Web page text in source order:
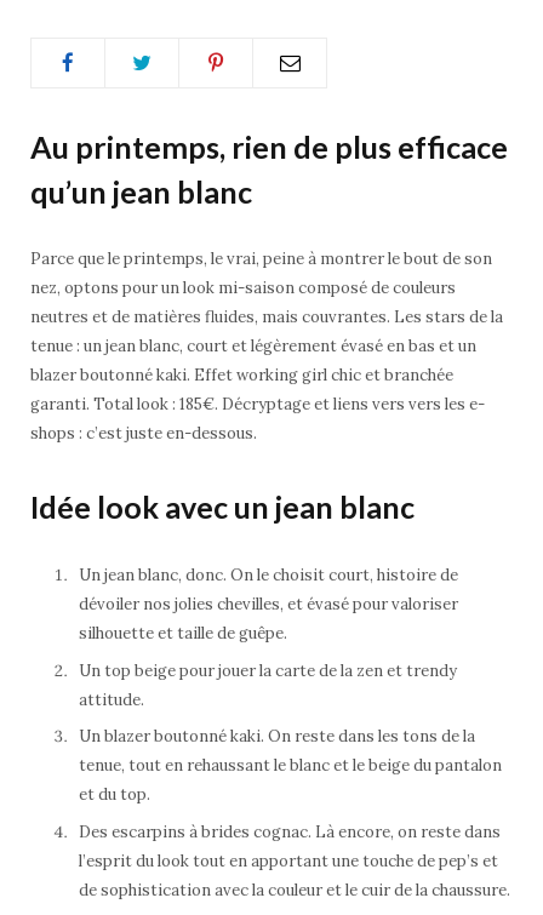
Au printemps, rien de plus efficace
qu’un jean blanc
Parce que le printemps, le vrai, peine à montrer le bout de son
nez, optons pour un look mi-saison composé de couleurs
neutres et de matières fluides, mais couvrantes. Les stars de la
tenue : un jean blanc, court et légèrement évasé en bas et un
blazer boutonné kaki. Effet working girl chic et branchée
garanti. Total look : 185€. Décryptage et liens vers vers les e-
shops : c’est juste en-dessous.
Idée look avec un jean blanc
Un jean blanc, donc. On le choisit court, histoire de
dévoiler nos jolies chevilles, et évasé pour valoriser
silhouette et taille de guêpe.
Un top beige pour jouer la carte de la zen et trendy
attitude.
Un blazer boutonné kaki. On reste dans les tons de la
tenue, tout en rehaussant le blanc et le beige du pantalon
et du top.
Des escarpins à brides cognac. Là encore, on reste dans
l’esprit du look tout en apportant une touche de pep’s et
de sophistication avec la couleur et le cuir de la chaussure.